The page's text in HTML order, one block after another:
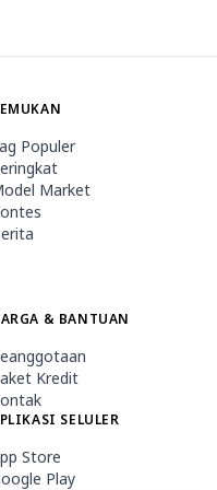
Populer
Market
& BANTUAN
Kredit
SELULER
Store
Play